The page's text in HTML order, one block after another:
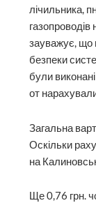
лічильника,
зауважує, що
безпеки
були
от
Загальна
Оскільки
на
Ще 0,76 грн.